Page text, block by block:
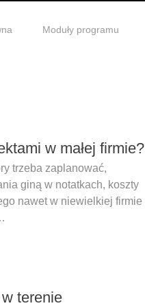
Moduły programu
w małej firmie?
trzeba zaplanować,
giną w notatkach, koszty
nawet w niewielkiej firmie
terenie